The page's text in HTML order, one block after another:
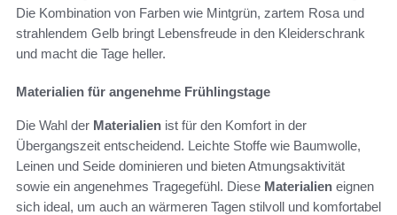
Die Kombination von Farben wie Mintgrün, zartem Rosa und
strahlendem Gelb bringt Lebensfreude in den Kleiderschrank
und macht die Tage heller.
Materialien für angenehme Frühlingstage
Die Wahl der Materialien ist für den Komfort in der
Übergangszeit entscheidend. Leichte Stoffe wie Baumwolle,
Leinen und Seide dominieren und bieten Atmungsaktivität
sowie ein angenehmes Tragegefühl. Diese Materialien eignen
sich ideal, um auch an wärmeren Tagen stilvoll und komfortabel